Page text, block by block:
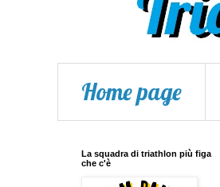
Home page
La squadra di triathlon più figa
che c'è